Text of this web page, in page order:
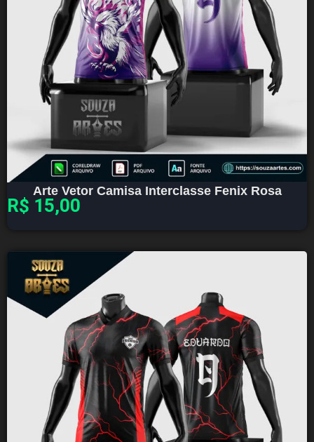
Arte Vetor Camisa Interclasse Fenix Rosa
R$ 15,00